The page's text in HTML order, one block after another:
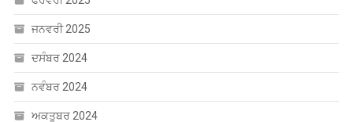
ਜਨਵਰੀ 2025
ਦਸੰਬਰ 2024
ਨਵੰਬਰ 2024
ਅਕਤੂਬਰ 2024